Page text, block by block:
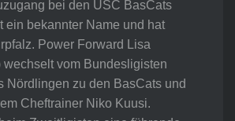
bei den USC BasCats
ein bekannter Name und hat
Power Forward Lisa
wechselt vom Bundesligisten
Nördlingen zu den BasCats und
Cheftrainer Niko Kuusi.